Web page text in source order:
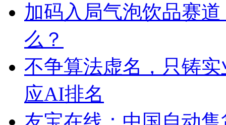
加码入局气泡饮品赛
么？
不争算法虚名，只铸
应AI排名